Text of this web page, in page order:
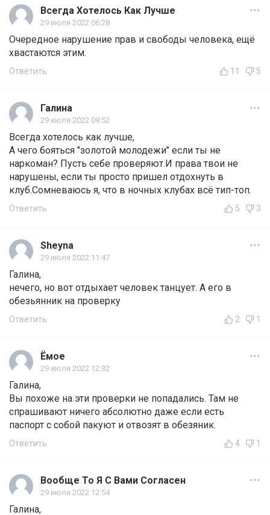
Всегда Хотелось Как Лучше
29 июля 2022 06:28
Очередное нарушение прав и свободы человека, ещё
хвастаются этим.
Ответить 11 5
Галина
29 июля 2022 09:52
Всегда хотелось как лучше,
А чего бояться "золотой молодежи" если ты не
наркоман? Пусть себе проверяют.И права твои не
нарушены, если ты просто пришел отдохнуть в
клуб.Сомневаюсь я, что в ночных клубах всё тип-топ.
Ответить 5 3
Sheyna
29 июля 2022 11:47
Галина,
нечего, но вот отдыхает человек танцует. А его в
обезьянник на проверку
Ответить 2 1
Ёмое
29 июля 2022 12:32
Галина,
Вы похоже на эти проверки не попадались. Там не
спрашивают ничего абсолютно даже если есть
паспорт с собой пакуют и отвозят в обезяник.
Ответить 4 1
Вообще То Я С Вами Согласен
29 июля 2022 12:54
Галина,